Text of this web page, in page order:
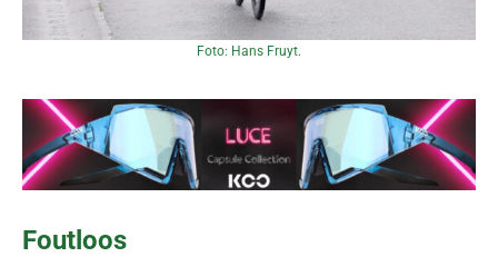
Foto: Hans Fruyt.
Foutloos